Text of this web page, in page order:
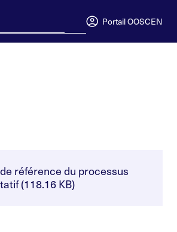
Portail OOSCEN
référence du processus
(118.16 KB)